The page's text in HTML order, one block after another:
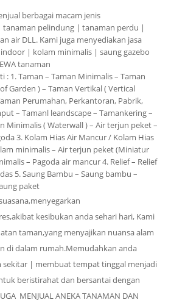
berbagai macam jenis
tanaman pelindung | tanaman perdu |
air DLL. Kami juga menyediakan jasa
| kolam minimalis | saung gazebo
tanaman
: 1. Taman – Taman Minimalis – Taman
Garden ) – Taman Vertikal ( Vertical
Perumahan, Perkantoran, Pabrik,
– Tamanl leandscape – Tamankering –
Minimalis ( Waterwall )– Air terjun peket –
3. Kolam Hias Air Mancur / Kolam Hias
minimalis – Air terjun peket (Miniatur
– Pagoda air mancur4. Relief– Relief
5. Saung Bambu – Saung bambu –
paket
kesibukan anda sehari hari, Kami
taman,yang menyajikan nuansa alam
di dalam rumah.Memudahkan anda
sekitar | membuat tempat tinggal menjadi
beristirahat dan bersantai dengan
MENJUAL ANEKA TANAMAN DAN